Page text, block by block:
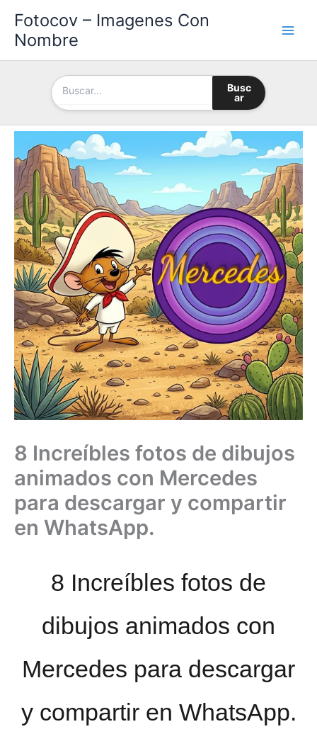
contenido
Fotocov – Imagenes Con
Nombre
Busc
ar
8 Increíbles fotos de dibujos
animados con Mercedes
para descargar y compartir
en WhatsApp.
8 Increíbles fotos de
dibujos animados con
Mercedes para descargar
y compartir en WhatsApp.